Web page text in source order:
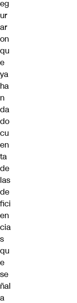
eg
ur
ar
on
qu
e
ya
ha
n
da
do
cu
en
ta
de
las
de
fici
en
cia
s
qu
e
se
ñal
a